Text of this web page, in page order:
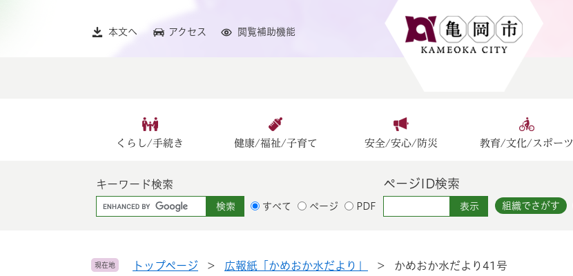
本文へ アクセス 閲覧補助機能
くらし/手続き 健康/福祉/子育て 安全/安心/防災 教育/文化/スポーツ
キーワード検索
G
o
l
すべて ページ PDF
ページID検索
組織でさがす
現在地 トップページ > 広報紙「かめおか水だより」 > かめおか水だより41号